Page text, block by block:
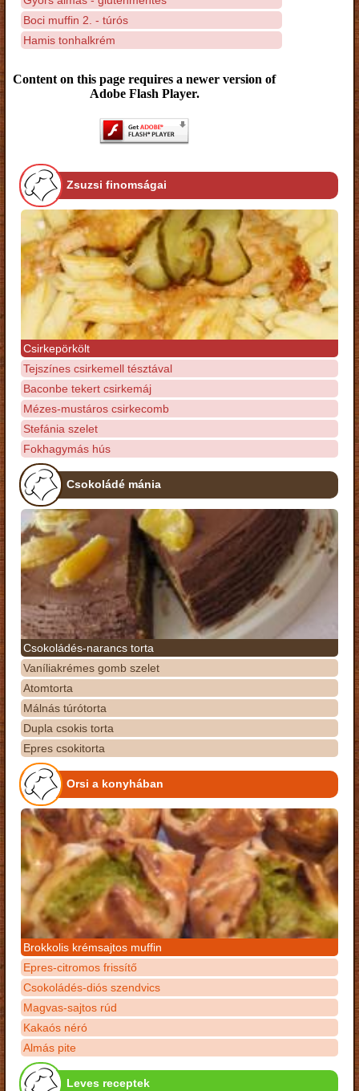
Boci muffin 2. - túrós
Hamis tonhalkrém
Content on this page requires a newer version of
Adobe Flash Player.
Zsuzsi finomságai
Csirkepörkölt
Tejszínes csirkemell tésztával
Baconbe tekert csirkemáj
Mézes-mustáros csirkecomb
Stefánia szelet
Fokhagymás hús
Csokoládé mánia
Csokoládés-narancs torta
Vaníliakrémes gomb szelet
Atomtorta
Málnás túrótorta
Dupla csokis torta
Epres csokitorta
Orsi a konyhában
Brokkolis krémsajtos muffin
Epres-citromos frissítő
Csokoládés-diós szendvics
Magvas-sajtos rúd
Kakaós néró
Almás pite
Leves receptek